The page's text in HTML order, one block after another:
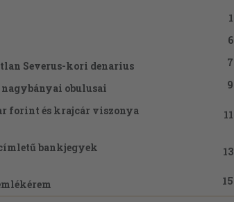
1
6
Severus-kori denarius
7
obulusai
9
forint és krajcár viszonya
11
bankjegyek
13
15